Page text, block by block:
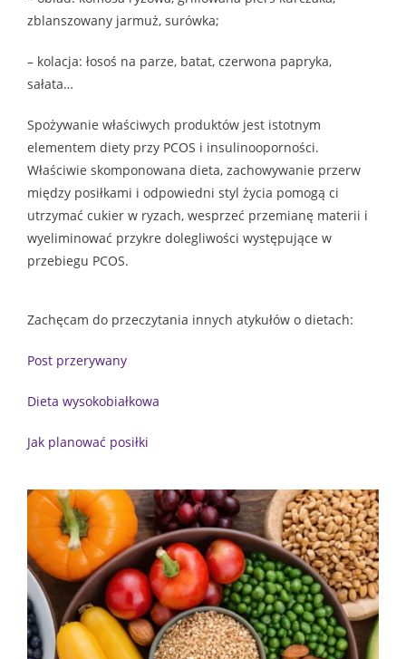
zblanszowany jarmuż, surówka;
– kolacja: łosoś na parze, batat, czerwona papryka,
sałata…
Spożywanie właściwych produktów jest istotnym
elementem diety przy PCOS i insulinooporności.
Właściwie skomponowana dieta, zachowywanie przerw
między posiłkami i odpowiedni styl życia pomogą ci
utrzymać cukier w ryzach, wesprzeć przemianę materii i
wyeliminować przykre dolegliwości występujące w
przebiegu PCOS.
Zachęcam do przeczytania innych atykułów o dietach:
Post przerywany
Dieta wysokobiałkowa
Jak planować posiłki